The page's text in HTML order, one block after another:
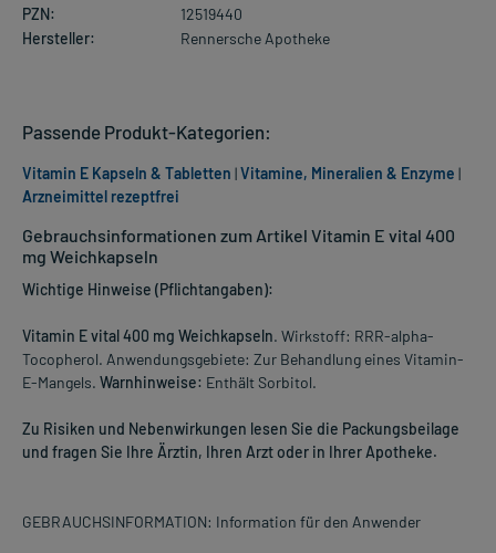
PZN:
12519440
Hersteller:
Rennersche Apotheke
Gebrauchsinformationen zum Artikel Vitamin E vital 400
mg Weichkapseln
Wichtige Hinweise (Pflichtangaben):
Vitamin E vital 400 mg Weichkapseln. Wirkstoff: RRR-alpha-
Tocopherol. Anwendungsgebiete: Zur Behandlung eines Vitamin-
E-Mangels. Warnhinweise: Enthält Sorbitol.
Zu Risiken und Nebenwirkungen lesen Sie die Packungsbeilage
und fragen Sie Ihre Ärztin, Ihren Arzt oder in Ihrer Apotheke.
GEBRAUCHSINFORMATION: Information für den Anwender
Passende Produkt-Kategorien:
Vitamin E Kapseln & Tabletten |Vitamine, Mineralien & Enzyme |
Arzneimittel rezeptfrei